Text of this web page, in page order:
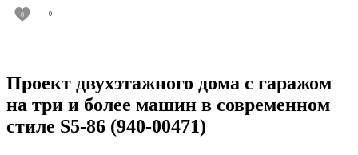
0 0
Проект двухэтажного дома с гаражом
на три и более машин в современном
стиле S5-86 (940-00471)